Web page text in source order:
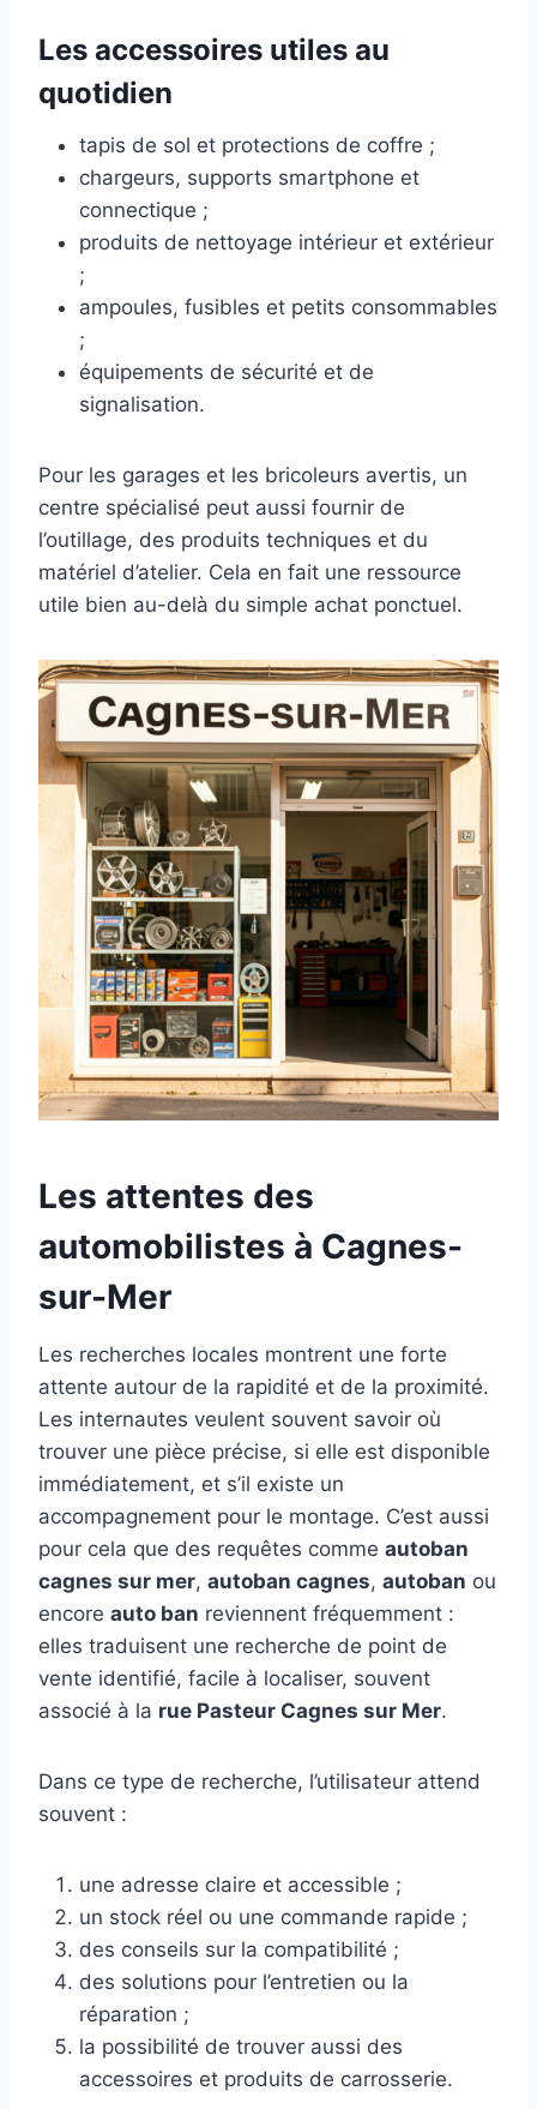
Les accessoires utiles au
quotidien
tapis de sol et protections de coffre ;
chargeurs, supports smartphone et
connectique ;
produits de nettoyage intérieur et extérieur
;
ampoules, fusibles et petits consommables
;
équipements de sécurité et de
signalisation.
Pour les garages et les bricoleurs avertis, un
centre spécialisé peut aussi fournir de
l’outillage, des produits techniques et du
matériel d’atelier. Cela en fait une ressource
utile bien au-delà du simple achat ponctuel.
Les attentes des
automobilistes à Cagnes-
sur-Mer
Les recherches locales montrent une forte
attente autour de la rapidité et de la proximité.
Les internautes veulent souvent savoir où
trouver une pièce précise, si elle est disponible
immédiatement, et s’il existe un
accompagnement pour le montage. C’est aussi
pour cela que des requêtes comme autoban
cagnes sur mer, autoban cagnes, autoban ou
encore auto ban reviennent fréquemment :
elles traduisent une recherche de point de
vente identifié, facile à localiser, souvent
associé à la rue Pasteur Cagnes sur Mer.
Dans ce type de recherche, l’utilisateur attend
souvent :
une adresse claire et accessible ;
un stock réel ou une commande rapide ;
des conseils sur la compatibilité ;
des solutions pour l’entretien ou la
réparation ;
la possibilité de trouver aussi des
accessoires et produits de carrosserie.